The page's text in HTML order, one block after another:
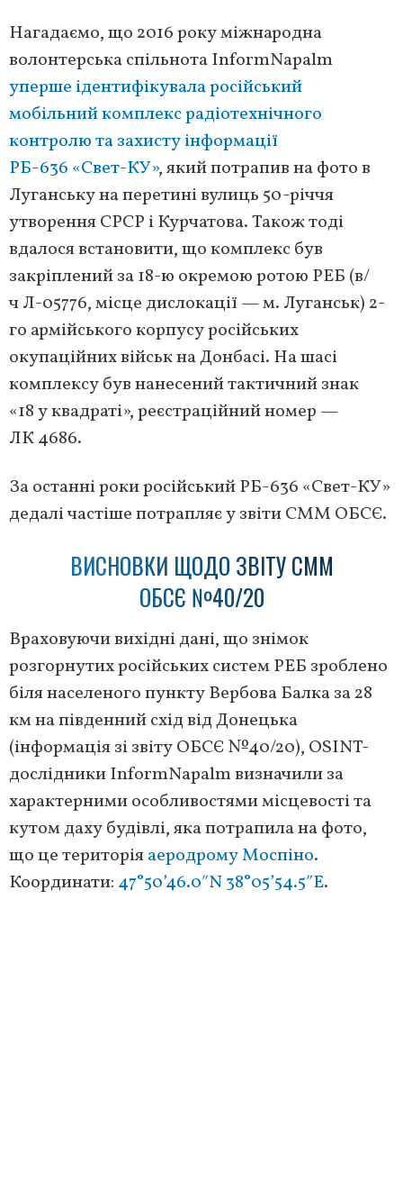
Нагадаємо, що 2016 року міжнародна
волонтерська спільнота InformNapalm
уперше ідентифікувала російський
мобільний комплекс радіотехнічного
контролю та захисту інформації
РБ-636 «Свет-КУ», який потрапив на фото в
Луганську на перетині вулиць 50-річчя
утворення СРСР і Курчатова. Також тоді
вдалося встановити, що комплекс був
закріплений за 18-ю окремою ротою РЕБ (в/
ч Л-05776, місце дислокації — м. Луганськ) 2-
го армійського корпусу російських
окупаційних військ на Донбасі. На шасі
комплексу був нанесений тактичний знак
«18 у квадраті», реєстраційний номер —
ЛК 4686.
За останні роки російський РБ-636 «Свет-КУ»
дедалі частіше потрапляє у звіти СММ ОБСЄ.
ВИСНОВКИ ЩОДО ЗВІТУ СММ
ОБСЄ №40/20
Враховуючи вихідні дані, що знімок
розгорнутих російських систем РЕБ зроблено
біля населеного пункту Вербова Балка за 28
км на південний схід від Донецька
(інформація зі звіту ОБСЄ №40/20), OSINT-
дослідники InformNapalm визначили за
характерними особливостями місцевості та
кутом даху будівлі, яка потрапила на фото,
що це територіяаеродрому Моспіно.
Координати: 47°50’46.0″N 38°05’54.5″E.